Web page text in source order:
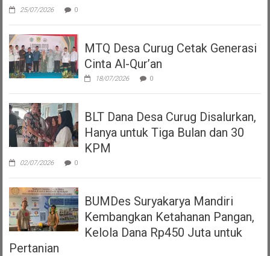
25/07/2026 0
MTQ Desa Curug Cetak Generasi
Cinta Al-Qur’an
18/07/2026 0
BLT Dana Desa Curug Disalurkan,
Hanya untuk Tiga Bulan dan 30
KPM
02/07/2026 0
BUMDes Suryakarya Mandiri
Kembangkan Ketahanan Pangan,
Kelola Dana Rp450 Juta untuk
Pertanian